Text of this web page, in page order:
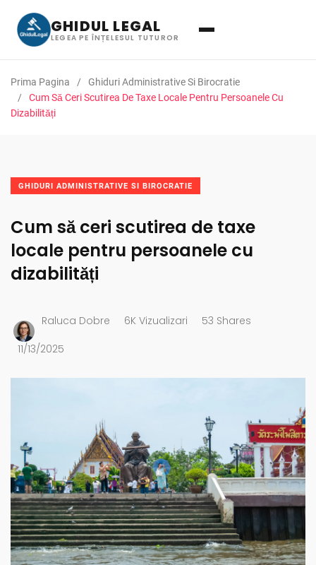
GHIDUL LEGAL
LEGEA PE ÎNȚELESUL TUTUROR
Prima Pagina
Ghiduri Administrative Si Birocratie
Cum Să Ceri Scutirea De Taxe Locale Pentru Persoanele Cu
Dizabilități
GHIDURI ADMINISTRATIVE SI BIROCRATIE
Cum să ceri scutirea de taxe
locale pentru persoanele cu
dizabilități
Raluca Dobre 6K Vizualizari 53 Shares
11/13/2025